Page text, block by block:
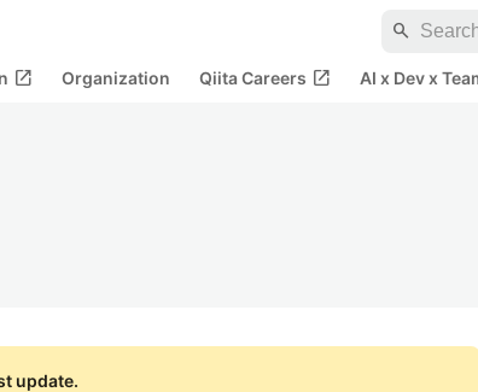
search
open_in_new Organization Qiita Careers open_in_new AI x Dev x
update.